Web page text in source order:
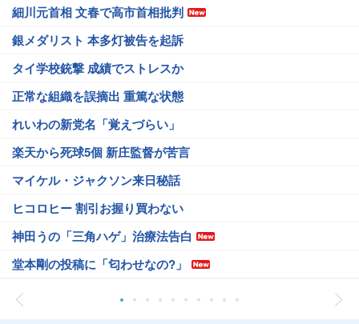
細川元首相 文春で高市首相批判
銀メダリスト 本多灯被告を起訴
タイ学校銃撃 成績でストレスか
正常な組織を誤摘出 重篤な状態
れいわの新党名「覚えづらい」
楽天から死球5個 新庄監督が苦言
マイケル・ジャクソン来日秘話
ヒコロヒー 割引お握り買わない
神田うの「三角ハゲ」治療法告白
堂本剛の投稿に「匂わせなの?」